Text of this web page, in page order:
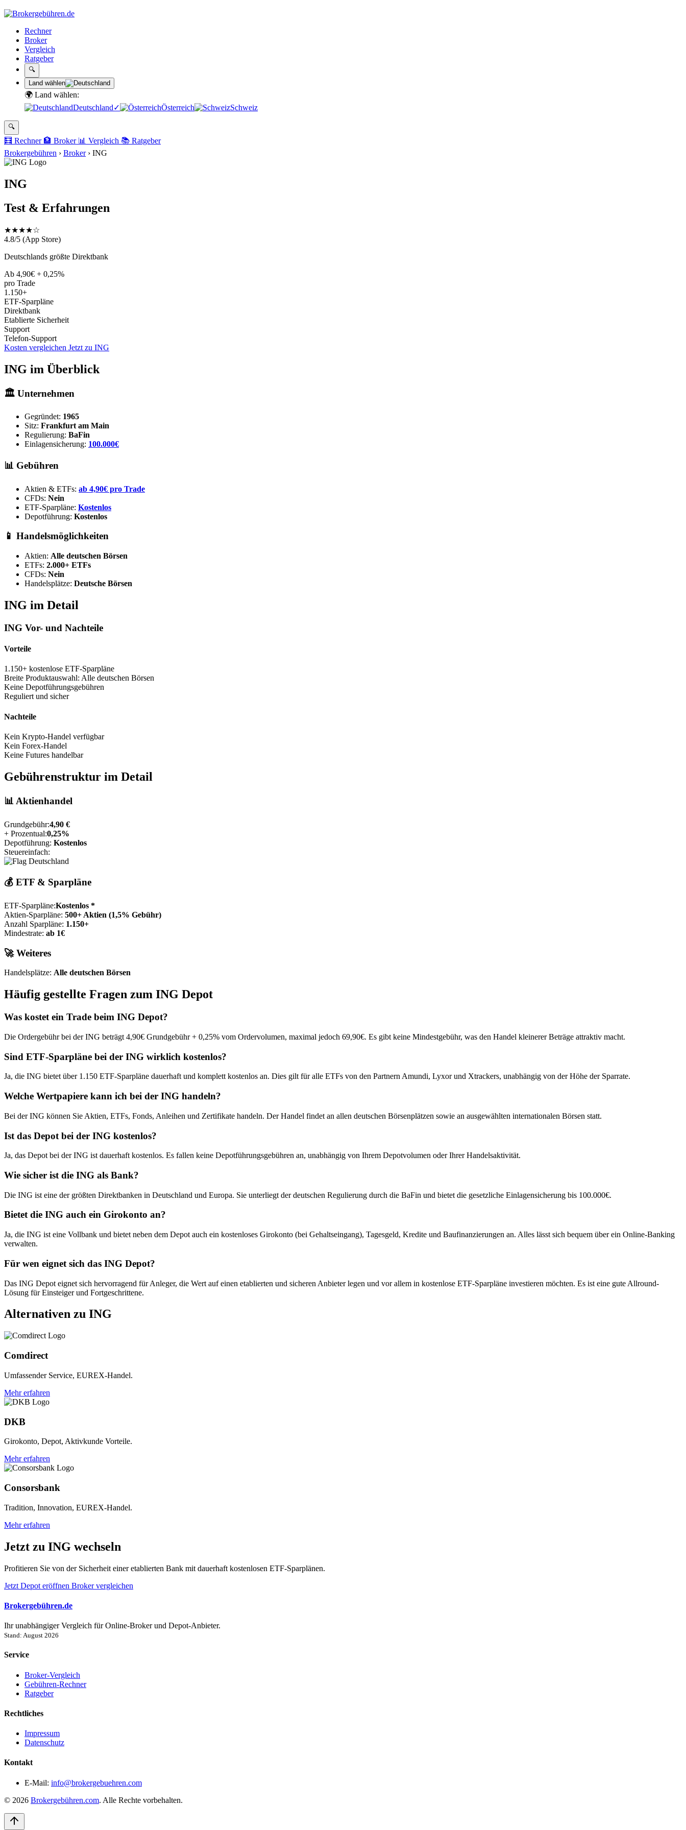
Rechner
Broker
Vergleich
Ratgeber
🔍
Land wählen
🌍 Land wählen:
Deutschland✓ Österreich Schweiz
🔍
🧮 Rechner 🏦 Broker 📊 Vergleich 📚 Ratgeber
Brokergebühren › Broker› ING
ING
Test & Erfahrungen
★★★★☆
4.8/5 (App Store)
Deutschlands größte Direktbank
Ab 4,90€ + 0,25%
pro Trade
1.150+
ETF-Sparpläne
Direktbank
Etablierte Sicherheit
Support
Telefon-Support
Kosten vergleichen Jetzt zu ING
ING im Überblick
🏛️ Unternehmen
Gegründet: 1965
Sitz: Frankfurt am Main
Regulierung: BaFin
Einlagensicherung: 100.000€
📊 Gebühren
Aktien & ETFs: ab 4,90€ pro Trade
CFDs: Nein
ETF-Sparpläne: Kostenlos
Depotführung: Kostenlos
📱 Handelsmöglichkeiten
Aktien: Alle deutschen Börsen
ETFs: 2.000+ ETFs
CFDs: Nein
Handelsplätze: Deutsche Börsen
ING im Detail
ING Vor- und Nachteile
Vorteile
1.150+ kostenlose ETF-Sparpläne
Breite Produktauswahl: Alle deutschen Börsen
Keine Depotführungsgebühren
Reguliert und sicher
Nachteile
Kein Krypto-Handel verfügbar
Kein Forex-Handel
Keine Futures handelbar
Gebührenstruktur im Detail
📊 Aktienhandel
Grundgebühr:4,90 €
+ Prozentual:0,25%
Depotführung: Kostenlos
Steuereinfach:
💰 ETF & Sparpläne
ETF-Sparpläne:Kostenlos *
Aktien-Sparpläne: 500+ Aktien (1,5% Gebühr)
Anzahl Sparpläne: 1.150+
Mindestrate: ab 1€
🚀 Weiteres
Handelsplätze: Alle deutschen Börsen
Häufig gestellte Fragen zum ING Depot
Was kostet ein Trade beim ING Depot?
Die Ordergebühr bei der ING beträgt 4,90€ Grundgebühr + 0,25% vom Ordervolumen, maximal jedoch 69,90€. Es gibt keine Mindestgebühr, was den Handel kleinerer Beträge attraktiv macht.
Sind ETF-Sparpläne bei der ING wirklich kostenlos?
Ja, die ING bietet über 1.150 ETF-Sparpläne dauerhaft und komplett kostenlos an. Dies gilt für alle ETFs von den Partnern Amundi, Lyxor und Xtrackers, unabhängig von der Höhe der Sparrate.
Welche Wertpapiere kann ich bei der ING handeln?
Bei der ING können Sie Aktien, ETFs, Fonds, Anleihen und Zertifikate handeln. Der Handel findet an allen deutschen Börsenplätzen sowie an ausgewählten internationalen Börsen statt.
Ist das Depot bei der ING kostenlos?
Ja, das Depot bei der ING ist dauerhaft kostenlos. Es fallen keine Depotführungsgebühren an, unabhängig von Ihrem Depotvolumen oder Ihrer Handelsaktivität.
Wie sicher ist die ING als Bank?
Die ING ist eine der größten Direktbanken in Deutschland und Europa. Sie unterliegt der deutschen Regulierung durch die BaFin und bietet die gesetzliche Einlagensicherung bis 100.000€.
Bietet die ING auch ein Girokonto an?
Ja, die ING ist eine Vollbank und bietet neben dem Depot auch ein kostenloses Girokonto (bei Gehaltseingang), Tagesgeld, Kredite und Baufinanzierungen an. Alles lässt sich bequem über ein Online-Banking
verwalten.
Für wen eignet sich das ING Depot?
Das ING Depot eignet sich hervorragend für Anleger, die Wert auf einen etablierten und sicheren Anbieter legen und vor allem in kostenlose ETF-Sparpläne investieren möchten. Es ist eine gute Allround-
Lösung für Einsteiger und Fortgeschrittene.
Alternativen zu ING
Comdirect
Umfassender Service, EUREX-Handel.
Mehr erfahren
DKB
Girokonto, Depot, Aktivkunde Vorteile.
Mehr erfahren
Consorsbank
Tradition, Innovation, EUREX-Handel.
Mehr erfahren
Jetzt zu ING wechseln
Profitieren Sie von der Sicherheit einer etablierten Bank mit dauerhaft kostenlosen ETF-Sparplänen.
Jetzt Depot eröffnen Broker vergleichen
Brokergebühren.de
Ihr unabhängiger Vergleich für Online-Broker und Depot-Anbieter.
Stand: August 2026
Service
Broker-Vergleich
Gebühren-Rechner
Ratgeber
Rechtliches
Impressum
Datenschutz
Kontakt
E-Mail: info@brokergebuehren.com
© 2026 Brokergebühren.com. Alle Rechte vorbehalten.